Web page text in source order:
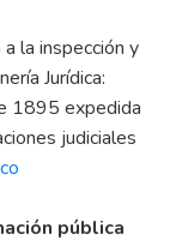
la inspección y
Jurídica:
1895 expedida
judiciales
pública